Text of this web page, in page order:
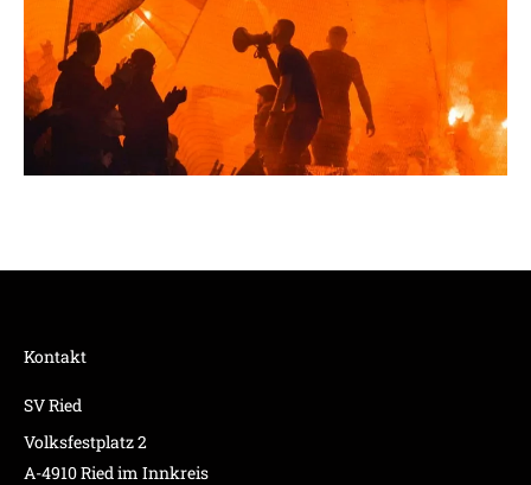
Kontakt
SV Ried
Volksfestplatz 2
A-4910 Ried im Innkreis